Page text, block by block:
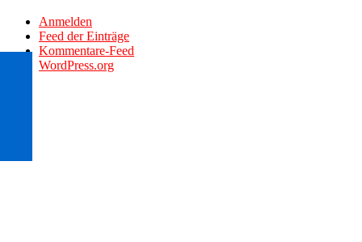
Anmelden
Feed der Einträge
Kommentare-Feed
WordPress.org